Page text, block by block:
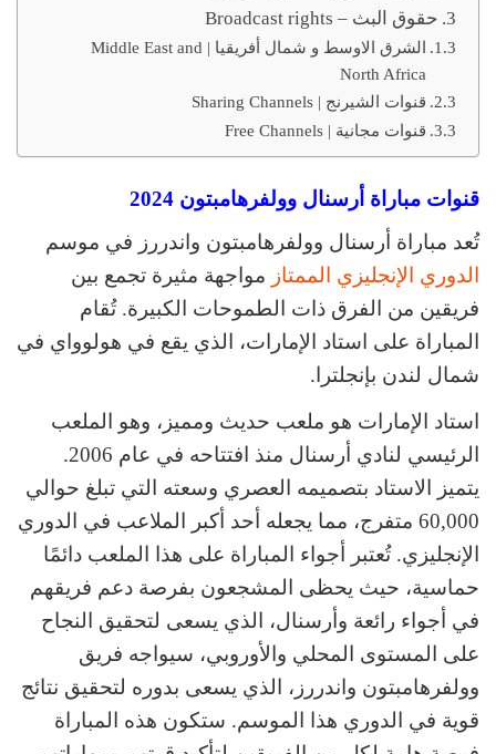
حقوق البث – Broadcast rights
الشرق الاوسط و شمال أفريقيا | Middle East and
North Africa
قنوات الشيرنج | Sharing Channels
قنوات مجانية | Free Channels
قنوات مباراة أرسنال وولفرهامبتون 2024
تُعد مباراة أرسنال وولفرهامبتون واندررز في موسم
الدوري الإنجليزي الممتاز مواجهة مثيرة تجمع بين
فريقين من الفرق ذات الطموحات الكبيرة. تُقام
المباراة على استاد الإمارات، الذي يقع في هولوواي في
شمال لندن بإنجلترا.
استاد الإمارات هو ملعب حديث ومميز، وهو الملعب
الرئيسي لنادي أرسنال منذ افتتاحه في عام 2006.
يتميز الاستاد بتصميمه العصري وسعته التي تبلغ حوالي
60,000 متفرج، مما يجعله أحد أكبر الملاعب في الدوري
الإنجليزي. تُعتبر أجواء المباراة على هذا الملعب دائمًا
حماسية، حيث يحظى المشجعون بفرصة دعم فريقهم
في أجواء رائعة وأرسنال، الذي يسعى لتحقيق النجاح
على المستوى المحلي والأوروبي، سيواجه فريق
وولفرهامبتون واندررز، الذي يسعى بدوره لتحقيق نتائج
قوية في الدوري هذا الموسم. ستكون هذه المباراة